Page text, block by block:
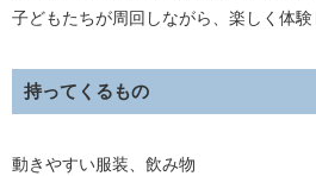
子どもたちが周回しながら、楽しく体験
持ってくるもの
動きやすい服装、飲み物